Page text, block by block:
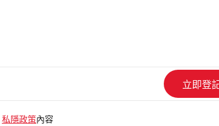
私隱政策 內容